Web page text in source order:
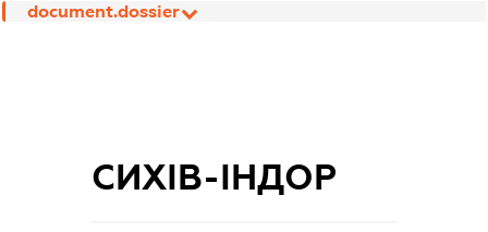
document.dossier
СИХІВ-ІНДОР